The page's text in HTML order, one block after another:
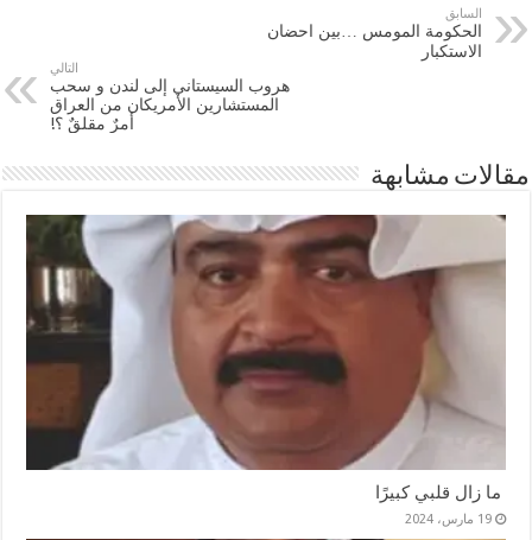
السابق
الحكومة المومس …بين احضان
الاستكبار
التالي
هروب السيستاني إلى لندن و سحب
المستشارين الأمريكان من العراق
أمرٌ مقلقٌ ؟!
مقالات مشابهة
ما زال قلبي كبيرًا
19 مارس، 2024